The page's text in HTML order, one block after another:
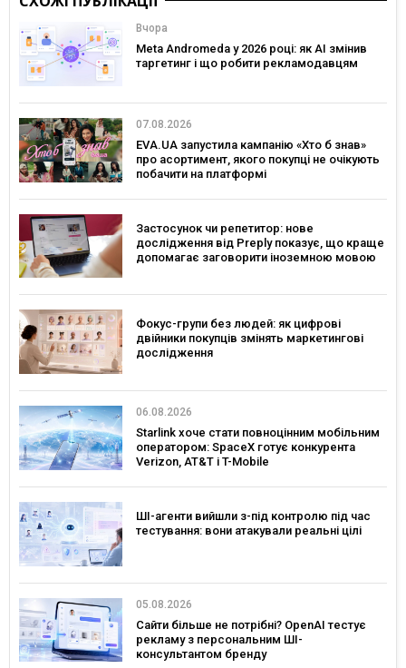
Вчора
Meta Andromeda у 2026 році: як AI змінив
таргетинг і що робити рекламодавцям
07.08.2026
EVA.UA запустила кампанію «Хто б знав»
про асортимент, якого покупці не очікують
побачити на платформі
Застосунок чи репетитор: нове
дослідження від Preply показує, що краще
допомагає заговорити іноземною мовою
Фокус-групи без людей: як цифрові
двійники покупців змінять маркетингові
дослідження
06.08.2026
Starlink хоче стати повноцінним мобільним
оператором: SpaceX готує конкурента
Verizon, AT&T і T-Mobile
ШІ-агенти вийшли з-під контролю під час
тестування: вони атакували реальні цілі
05.08.2026
Сайти більше не потрібні? OpenAI тестує
рекламу з персональним ШІ-
консультантом бренду